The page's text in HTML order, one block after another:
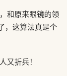
和原来眼镜的领
，这算法真是个
又折兵！